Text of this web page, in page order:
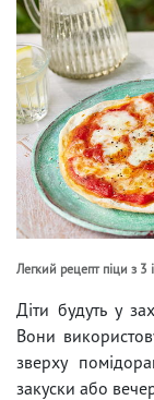
Легкий рецепт піци з 3
Діти будуть у
Вони
зверху
закуски або